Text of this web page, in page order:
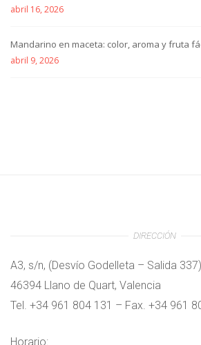
abril 16, 2026
Mandarino en maceta: color, aroma y fruta
abril 9, 2026
DIRECCIÓN
A3, s/n, (Desvío Godelleta – Salida 337)
46394 Llano de Quart, Valencia
Tel. +34 961 804 131 – Fax. +34 961
Horario: